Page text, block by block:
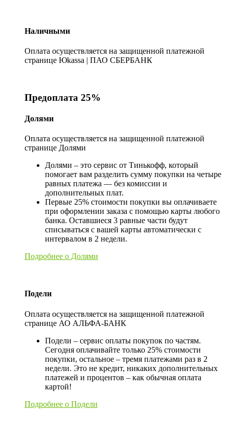
Наличными
Оплата осуществляется на защищенной платежной
странице Юkassa | ПАО СБЕРБАНК
Предоплата 25%
Долями
Оплата осуществляется на защищенной платежной
странице Долями
Долями – это сервис от Тинькофф, который
помогает вам разделить сумму покупки на четыре
равных платежа — без комиссии и
дополнительных плат.
Первые 25% стоимости покупки вы оплачиваете
при оформлении заказа с помощью карты любого
банка. Оставшиеся 3 равные части будут
списываться с вашей карты автоматически с
интервалом в 2 недели.
Подробнее о Долями
Подели
Оплата осуществляется на защищенной платежной
странице АО АЛЬФА-БАНК
Подели – сервис оплаты покупок по частям.
Сегодня оплачивайте только 25% стоимости
покупки, остальное – тремя платежами раз в 2
недели. Это не кредит, никаких дополнительных
платежей и процентов – как обычная оплата
картой!
Подробнее о Подели